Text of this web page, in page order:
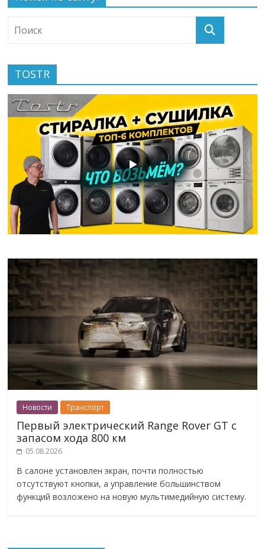
TOSTR
Новости Транспорт
Первый электрический Range Rover GT с
запасом хода 800 км
05.08.2026
В салоне установлен экран, почти полностью
отсутствуют кнопки, а управление большинством
функций возложено на новую мультимедийную систему.